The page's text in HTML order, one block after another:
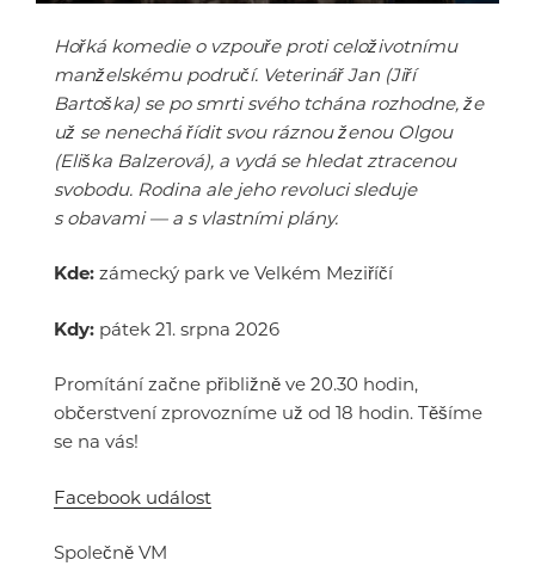
Hořká komedie o vzpouře proti celoživotnímu
manželskému područí. Veterinář Jan (Jiří
Bartoška) se po smrti svého tchána rozhodne, že
už se nenechá řídit svou ráznou ženou Olgou
(Eliška Balzerová), a vydá se hledat ztracenou
svobodu. Rodina ale jeho revoluci sleduje
s obavami — a s vlastními plány.
Kde: zámecký park ve Velkém Meziříčí
Kdy: pátek 21. srpna 2026
Promítání začne přibližně ve 20.30 hodin,
občerstvení zprovozníme už od 18 hodin. Těšíme
se na vás!
Facebook událost
Společně VM